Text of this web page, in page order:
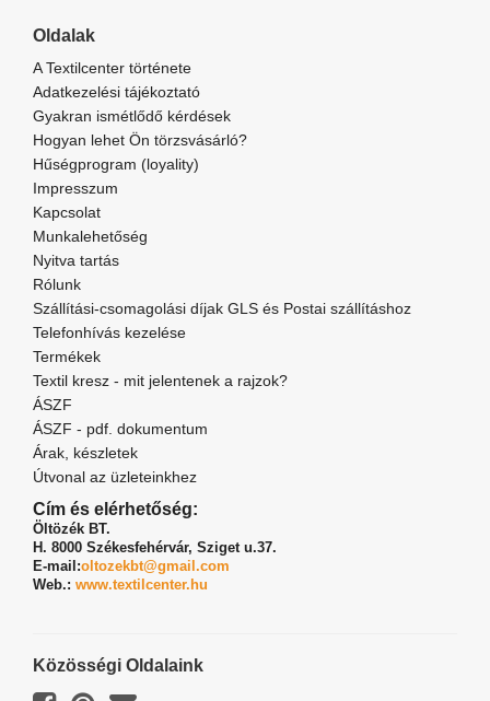
Oldalak
A Textilcenter története
Adatkezelési tájékoztató
Gyakran ismétlődő kérdések
Hogyan lehet Ön törzsvásárló?
Hűségprogram (loyality)
Impresszum
Kapcsolat
Munkalehetőség
Nyitva tartás
Rólunk
Szállítási-csomagolási díjak GLS és Postai szállításhoz
Telefonhívás kezelése
Termékek
Textil kresz - mit jelentenek a rajzok?
ÁSZF
ÁSZF - pdf. dokumentum
Árak, készletek
Útvonal az üzleteinkhez
Cím és elérhetőség:
Öltözék BT.
H. 8000 Székesfehérvár, Sziget u.37.
E-mail:oltozekbt@gmail.com
Web.: www.textilcenter.hu
Közösségi Oldalaink